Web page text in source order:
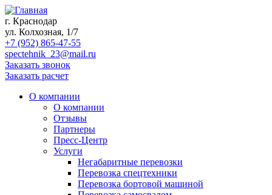
г. Краснодар
ул. Колхозная, 1/7
+7 (952) 865-47-55
spectehnik_23@mail.ru
Заказать звонок
Заказать расчет
О компании
О компании
Отзывы
Партнеры
Пресс-Центр
Услуги
Негабаритные перевозки
Перевозка спецтехники
Перевозка бортовой машиной